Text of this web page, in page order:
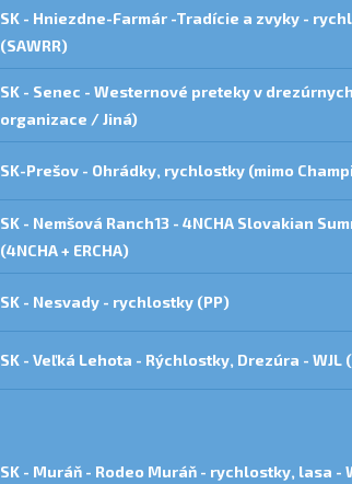
SK - Hniezdne-Farmár -Tradície a zvyky -
(SAWRR)
SK - Senec - Westernové preteky v
organizace / Jiná)
SK-Prešov - Ohrádky, rychlostky (mimo
SK - Nemšová Ranch13 - 4NCHA Slovakian
(4NCHA + ERCHA)
SK - Nesvady - rychlostky (PP)
SK - Veľká Lehota - Rýchlostky, Drezúra - WJL
SK - Muráň - Rodeo Muráň - rychlostky, lasa -